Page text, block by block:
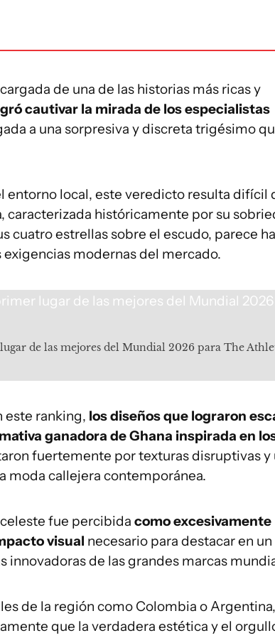
de una de las historias más ricas y
cautivar la mirada de los especialistas
a una sorpresiva y discreta trigésimo
entorno local, este veredicto resulta difícil
caracterizada históricamente por su
cuatro estrellas sobre el escudo, parece
modernas del mercado.
de las mejores del Mundial 2026 para The
este ranking, los diseños que lograron
ganadora de Ghana inspirada en
fuertemente por texturas disruptivas y
moda callejera contemporánea.
fue percibida como excesivamente
visual necesario para destacar en un
innovadoras de las grandes marcas
de la región como Colombia o
que la verdadera estética y el